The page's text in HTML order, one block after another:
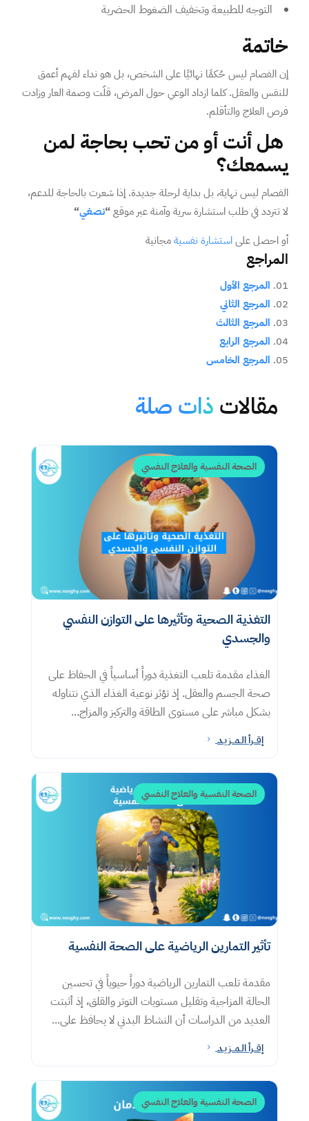
التوجه للطبيعة وتخفيف الضغوط الحضرية
خاتمة
إن الفصام ليس حُكمًا نهائيًا على الشخص، بل هو نداء لفهم أعمق
للنفس والعقل. كلما ازداد الوعي حول المرض، قلّت وصمة العار وزادت
فرص العلاج والتأقلم.
هل أنت أو من تحب بحاجة لمن
يسمعك؟
الفصام ليس نهاية، بل بداية لرحلة جديدة. إذا شعرت بالحاجة للدعم،
لا تتردد في طلب استشارة سرية وآمنة عبر موقع “نصغي“
أو احصل علىاستشارة نفسيةمجانية
المراجع
المرجع الأول
المرجع الثاني
المرجع الثالث
المرجع الرابع
المرجع الخامس
مقالات ذات صلة
الصحة النفسية والعلاج النفسي
التغذية الصحية وتأثيرها على التوازن النفسي
والجسدي
الغذاء مقدمة تلعب التغذية دوراً أساسياً في الحفاظ على
صحة الجسم والعقل. إذ تؤثر نوعية الغذاء الذي نتناوله
بشكل مباشر على مستوى الطاقة والتركيز والمزاج...
إقــرأ الـمــزيـد 5
الصحة النفسية والعلاج النفسي
تأثير التمارين الرياضية على الصحة النفسية
مقدمة تلعب التمارين الرياضية دوراً حيوياً في تحسين
الحالة المزاجية وتقليل مستويات التوتر والقلق، إذ أثبتت
العديد من الدراسات أن النشاط البدني لا يحافظ على...
إقــرأ الـمــزيـد 5
الصحة النفسية والعلاج النفسي